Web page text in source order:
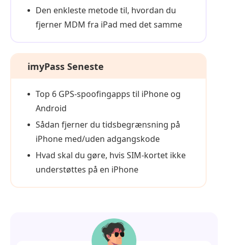
Den enkleste metode til, hvordan du
fjerner MDM fra iPad med det samme
imyPass Seneste
Top 6 GPS-spoofingapps til iPhone og
Android
Sådan fjerner du tidsbegrænsning på
iPhone med/uden adgangskode
Hvad skal du gøre, hvis SIM-kortet ikke
understøttes på en iPhone